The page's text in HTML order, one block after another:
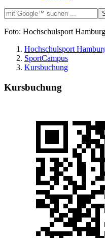
Foto: Hochschulsport Hamburg
Hochschulsport
SportCampus
Kursbuchung
Kursbuchung